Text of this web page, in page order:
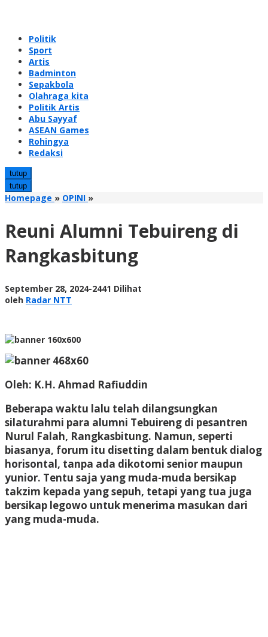
Politik
Sport
Artis
Badminton
Sepakbola
Olahraga kita
Politik Artis
Abu Sayyaf
ASEAN Games
Rohingya
Redaksi
tutup
tutup
Homepage » OPINI »Reuni
di
Reuni Alumni Tebuireng di
Rangkasbitung
September 28, 2024oleh
-2441 Dilihat
oleh Radar NTT
Oleh: K.H. Ahmad Rafiuddin
Beberapa waktu lalu telah dilangsungkan
silaturahmi para alumni Tebuireng di pesantren
Nurul Falah, Rangkasbitung. Namun, seperti
biasanya, forum itu disetting dalam bentuk dialog
horisontal, tanpa ada dikotomi senior maupun
yunior. Tentu saja yang muda-muda bersikap
takzim kepada yang sepuh, tetapi yang tua juga
bersikap legowo untuk menerima masukan dari
yang muda-muda.